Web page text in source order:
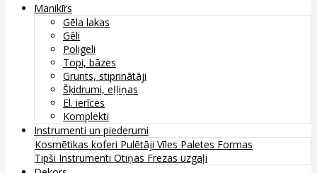
Manikīrs
Gēla lakas
Gēli
Poligeli
Topi, bāzes
Grunts, stiprinātāji
Šķidrumi, eļļiņas
El. ierīces
Komplekti
Instrumenti un piederumi
Kosmētikas koferi Pulētāji Vīles Paletes Formas
Tipši Instrumenti Otiņas Frezas uzgaļi